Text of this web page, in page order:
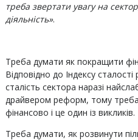
треба звертати увагу на
діяльність».
Треба думати як покращити
Відповідно до Індексу
сталість сектора наразі
драйвером реформ, тому
фінансово і це один із викликів.
Треба думати, як розвинути